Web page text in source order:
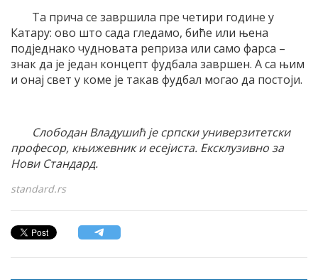
Та прича се завршила пре четири године у
Катару: ово што сада гледамо, биће или њена
подједнако чудновата реприза или само фарса –
знак да је један концепт фудбала завршен. А са њим
и онај свет у коме је такав фудбал могао да постоји.
Слободан Владушић је српски универзитетски
професор, књижевник и есејиста. Ексклузивно за
Нови Стандард.
standard.rs